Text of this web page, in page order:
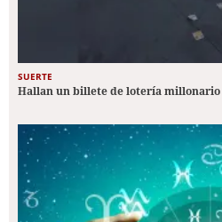
SUERTE
Hallan un billete de lotería